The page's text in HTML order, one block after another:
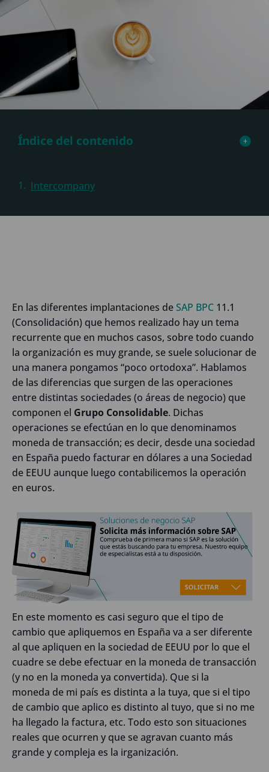
Índice del contenido
Intercompany
En las diferentes implantaciones deSAP BPC 11.1
(Consolidación) que hemos realizado hay un tema
recurrente que en muchos casos, sobre todo cuando
la organización es muy grande, se suele solucionar de
una manera pongamos “poco ortodoxa”. Hablamos
de las diferencias que surgen de las operaciones
entre distintas sociedades (o áreas de negocio) que
componen el Grupo Consolidable. Dichas
operaciones se efectúan en lo que denominamos
moneda de transacción; es decir, desde una sociedad
en España puedo facturar en dólares a una Sociedad
de EEUU aunque luego contabilicemos la operación
en euros.
En este momento es casi seguro que el tipo de
cambio que apliquemos en España va a ser diferente
al que apliquen en la sociedad de EEUU por lo que el
cuadre se debe efectuar en la moneda de transacción
(y no en la moneda ya convertida). Que si la
moneda de mi país es distinta a la tuya, que si el tipo
de cambio que aplico es distinto al tuyo, que si no me
ha llegado la factura, etc. Todo esto son situaciones
reales que ocurren y que se agravan cuanto más
grande y compleja es la irganización.